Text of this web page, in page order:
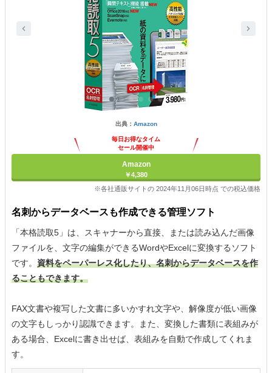
出典： Amazon
毎日お得なタイム
セール開催中
Amazon
￥4,380
※各社通販サイトの 2024年11月06日時点 での税込価格
名刺からデータベースも作成できる管理ソフト
「本格読取5」は、スキャナーから直接、または読み込んだ画像
ファイルを、文字の編集ができるWordやExcelに変換するソフト
です。 資料をペーパーレス化したり、名刺からデータベースを作
ることもできます。
FAX文書や複写した文書に多いかすれ文字や、解像度が低い画像
の文字もしっかり認識できます。また、変換した書類に表組みが
ある場合、Excelに書き出せば、表組みを自動で作成してくれま
す。